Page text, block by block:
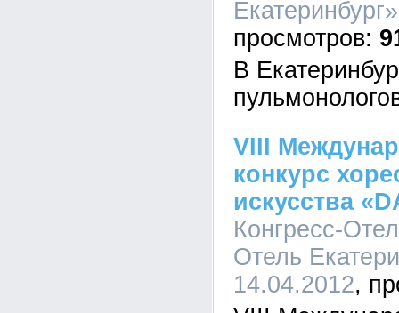
В
VIII
конкурс
искусства
Конгресс-
Отель
14.04.2012